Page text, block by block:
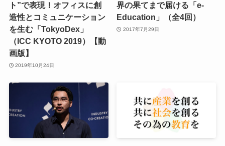
ト”で表現！オフィスに創
造性とコミュニケーション
を生む「TokyoDex」
（ICC KYOTO 2019）【動
画版】
2019年10月24日
界の果てまで届ける「e-
Education」（全4回）
2017年7月29日